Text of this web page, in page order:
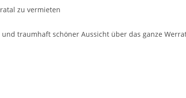
zu vermieten
traumhaft schöner Aussicht über das ganze